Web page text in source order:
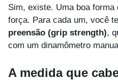
Sim, existe. Uma boa
força. Para cada um, você
preensão (grip strength),
com um dinamômetro
A medida que